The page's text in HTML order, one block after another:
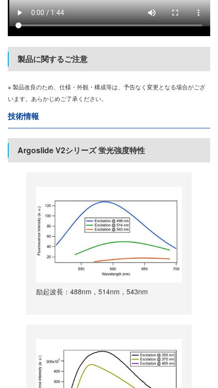
製品に関するご注意
※ 製品改良のため、仕様・外観・構成等は、予告なく変更となる場合がござ
います。あらかじめご了承ください。
技術情報
Argoslide V2シリーズ 蛍光強度特性
励起波長：488nm，514nm，543nm